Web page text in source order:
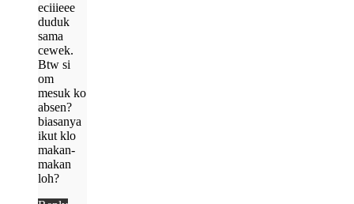
eciiieee
duduk
sama
cewek.
Btw si
om
mesuk ko
absen?
biasanya
ikut klo
makan-
makan
loh?